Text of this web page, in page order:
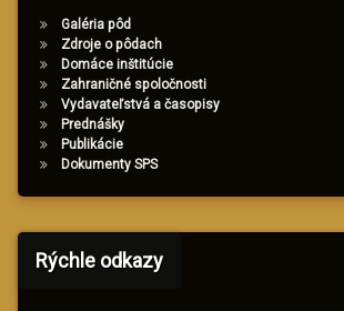
Galéria pôd
Zdroje o pôdach
Domáce inštitúcie
Zahraničné spoločnosti
Vydavateľstvá a časopisy
Prednášky
Publikácie
Dokumenty SPS
Rýchle odkazy